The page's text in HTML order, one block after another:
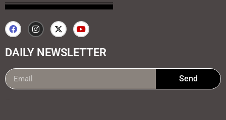
DAILY NEWSLETTER
Send